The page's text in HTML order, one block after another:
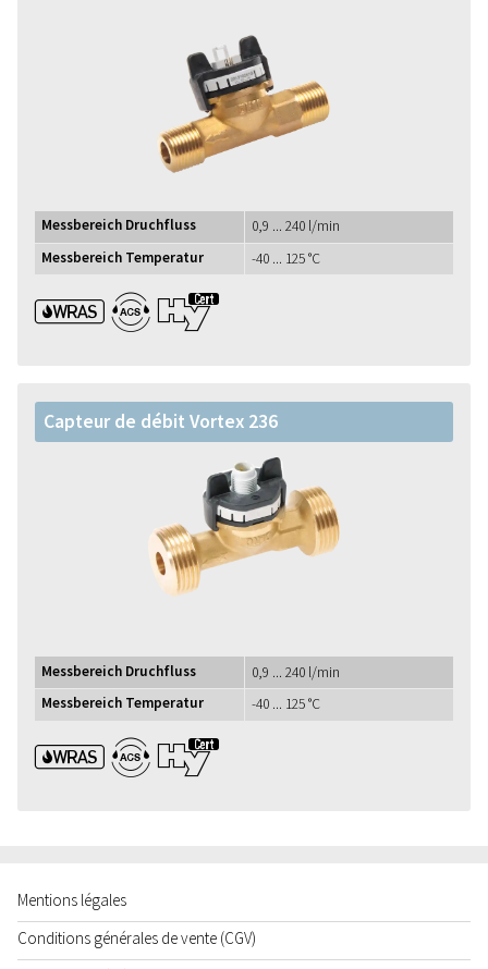
Messbereich Druchfluss
0,9 ... 240 l/min
Messbereich Temperatur
-40 ... 125 °C
WRAS ACS UBA1+
Capteur de débit Vortex 236
Messbereich Druchfluss
0,9 ... 240 l/min
Messbereich Temperatur
-40 ... 125 °C
WRAS ACS UBA1+
Mentions légales
Conditions générales de vente (CGV)